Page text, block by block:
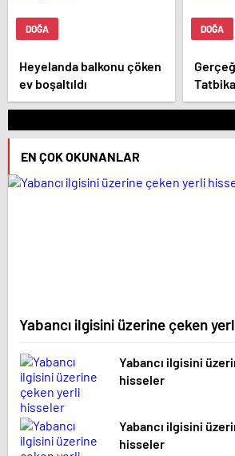
DOĞA
Heyelanda balkonu çöken
ev boşaltıldı
DOĞA
EN ÇOK OKUNANLAR
Yabancı ilgisini üzerine çeken
Yabancı ilgisini
hisseler
Yabancı ilgisini
hisseler